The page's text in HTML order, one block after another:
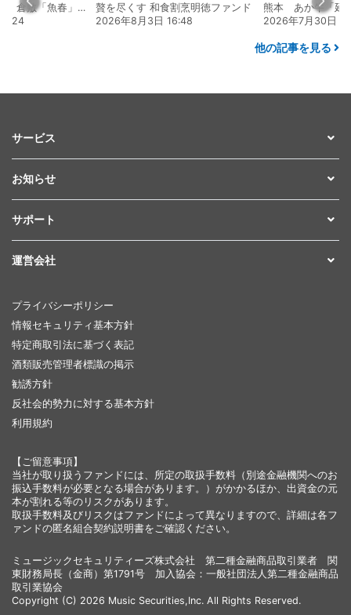
割烹明徳ファンド
16:48
熊本 あか牛「延寿牛」ファンド2026
2026年7月30日 15:25
2026年8月4日
他の記事を見る
サービス
お知らせ
サポート
運営会社
プライバシーポリシー
情報セキュリティ基本方針
特定商取引法に基づく表記
酒類販売管理者標識の掲示
勧誘方針
反社会的勢力に対する基本方針
利用規約
【ご留意事項】
当社が取り扱うファンドには、所定の取扱手数料（別途金融機関へのお
振込手数料が必要となる場合があります。）がかかるほか、出資金の元
本が割れる等のリスクがあります。
取扱手数料及びリスクはファンドによって異なりますので、詳細は各フ
ァンドの匿名組合契約説明書をご確認ください。
ミュージックセキュリティーズ株式会社 第二種金融商品取引業者 関
東財務局長（金商）第1791号 加入協会：一般社団法人第二種金融商品
取引業協会
Copyright (C) 2026 Music Securities,Inc. All Rights Reserved.